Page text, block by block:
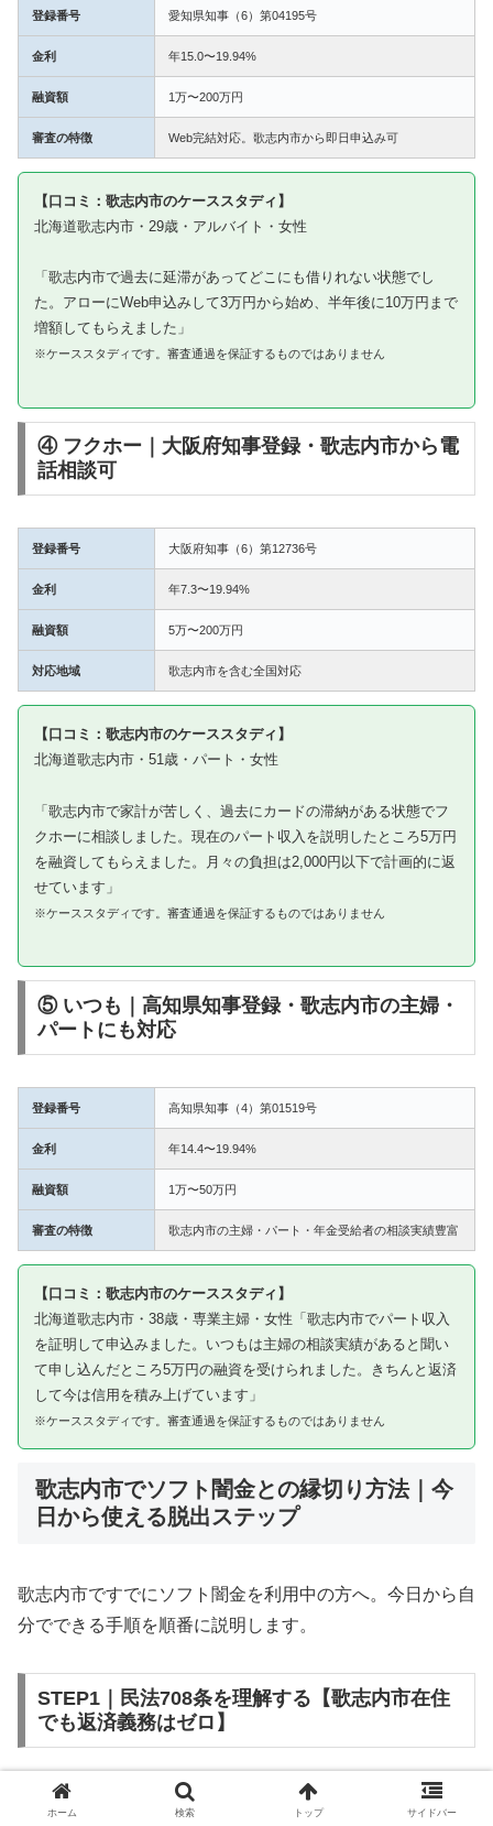
登録番号 愛知県知事（6）第04195号
金利 年15.0〜19.94%
融資額 1万〜200万円
審査の特徴 Web完結対応。歌志内市から即日申込み可
【口コミ：歌志内市のケーススタディ】
北海道歌志内市・29歳・アルバイト・女性
「歌志内市で過去に延滞があってどこにも借りれない状態でし
た。アローにWeb申込みして3万円から始め、半年後に10万円まで
増額してもらえました」
※ケーススタディです。審査通過を保証するものではありません
④ フクホー｜大阪府知事登録・歌志内市から電
話相談可
登録番号 大阪府知事（6）第12736号
金利 年7.3〜19.94%
融資額 5万〜200万円
対応地域 歌志内市を含む全国対応
【口コミ：歌志内市のケーススタディ】
北海道歌志内市・51歳・パート・女性
「歌志内市で家計が苦しく、過去にカードの滞納がある状態でフ
クホーに相談しました。現在のパート収入を説明したところ5万円
を融資してもらえました。月々の負担は2,000円以下で計画的に返
せています」
※ケーススタディです。審査通過を保証するものではありません
⑤ いつも｜高知県知事登録・歌志内市の主婦・
パートにも対応
登録番号 高知県知事（4）第01519号
金利 年14.4〜19.94%
融資額 1万〜50万円
審査の特徴 歌志内市の主婦・パート・年金受給者の相談実績豊富
【口コミ：歌志内市のケーススタディ】
北海道歌志内市・38歳・専業主婦・女性「歌志内市でパート収入
を証明して申込みました。いつもは主婦の相談実績があると聞い
て申し込んだところ5万円の融資を受けられました。きちんと返済
して今は信用を積み上げています」
※ケーススタディです。審査通過を保証するものではありません
歌志内市でソフト闇金との縁切り方法｜今
日から使える脱出ステップ
歌志内市ですでにソフト闇金を利用中の方へ。今日から自
分でできる手順を順番に説明します。
STEP1｜民法708条を理解する【歌志内市在住
でも返済義務はゼロ】
ソフト闇金を含む闇金との金銭消費貸借契約は、公序良俗
ホーム 検索 トップ サイドバー